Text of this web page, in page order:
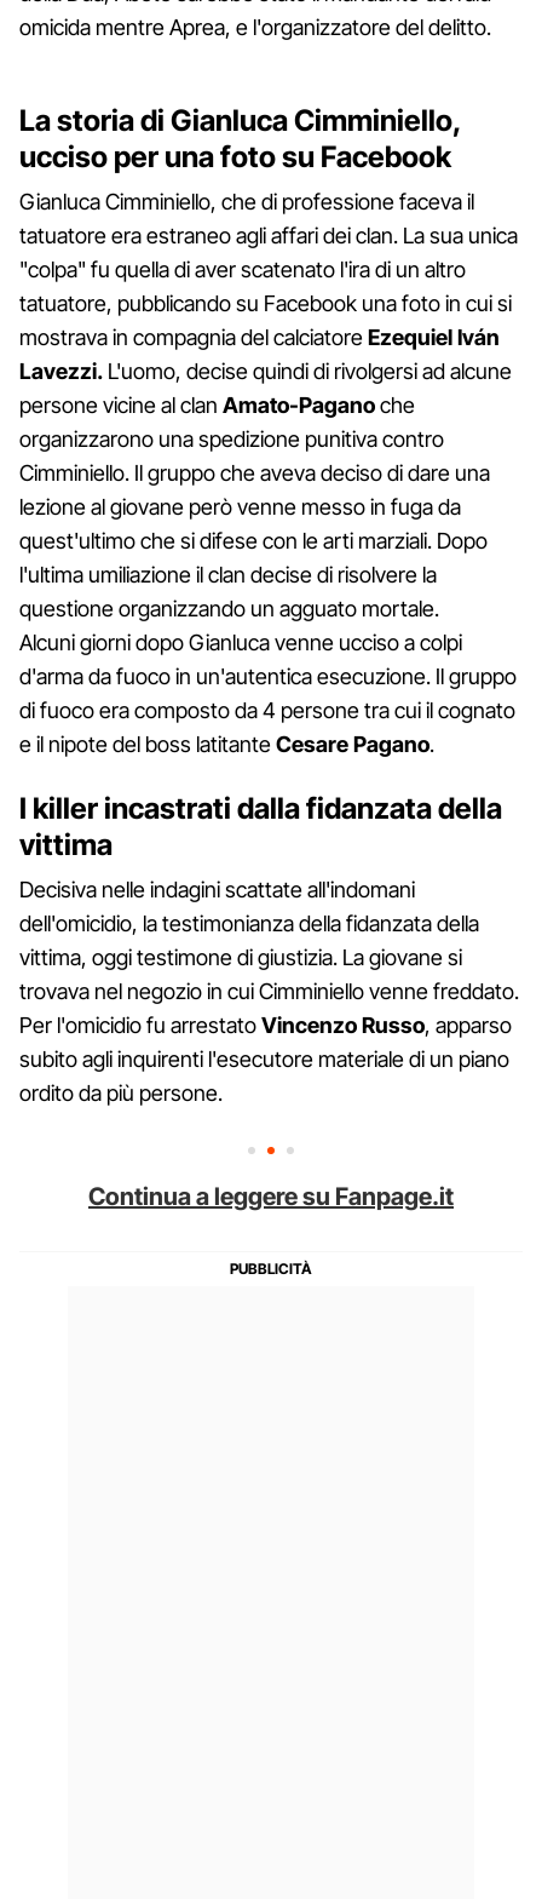
omicida mentre Aprea, e l'organizzatore del delitto.
La storia di Gianluca Cimminiello,
ucciso per una foto su Facebook
Gianluca Cimminiello, che di professione faceva il
tatuatore era estraneo agli affari dei clan. La sua unica
"colpa" fu quella di aver scatenato l'ira di un altro
tatuatore, pubblicando su Facebook una foto in cui si
mostrava in compagnia del calciatoreEzequiel Iván
Lavezzi. L'uomo, decise quindi di rivolgersi ad alcune
persone vicine al clan Amato-Paganoche
organizzarono una spedizione punitiva contro
Cimminiello. Il gruppo che aveva deciso di dare una
lezione al giovane però venne messo in fuga da
quest'ultimo che si difese con le arti marziali. Dopo
l'ultima umiliazione il clan decise di risolvere la
questione organizzando un agguato mortale.
Alcuni giorni dopo Gianluca venne ucciso a colpi
d'arma da fuoco in un'autentica esecuzione. Il gruppo
di fuoco era composto da 4 persone tra cui il cognato
e il nipote del boss latitanteCesare Pagano.
I killer incastrati dalla fidanzata della
vittima
Decisiva nelle indagini scattate all'indomani
dell'omicidio, la testimonianza della fidanzata della
vittima, oggi testimone di giustizia. La giovane si
trovava nel negozio in cui Cimminiello venne freddato.
Per l'omicidio fu arrestatoVincenzo Russo, apparso
subito agli inquirenti l'esecutore materiale di un piano
ordito da più persone.
Continua a leggere su Fanpage.it